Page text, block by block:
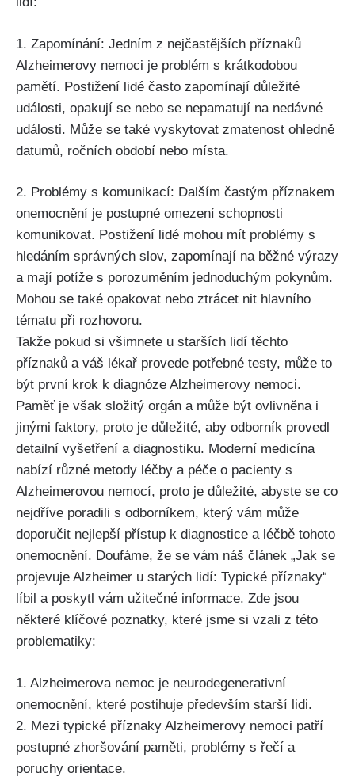
1. Zapomínání: Jedním z nejčastějších příznaků
Alzheimerovy nemoci je problém s krátkodobou
pamětí. Postižení lidé často zapomínají důležité
události, opakují se nebo se nepamatují na nedávné
události. Může se také vyskytovat zmatenost ohledně
datumů, ročních období nebo místa.
2. Problémy s komunikací: Dalším častým příznakem
onemocnění je postupné omezení schopnosti
komunikovat. Postižení lidé mohou mít problémy s
hledáním správných slov, zapomínají na běžné výrazy
a mají potíže s porozuměním jednoduchým pokynům.
Mohou se také opakovat nebo ztrácet nit hlavního
tématu při rozhovoru.
Takže pokud si všimnete u starších lidí těchto
příznaků a váš lékař provede potřebné testy, může to
být první krok k diagnóze Alzheimerovy nemoci.
Paměť je však složitý orgán a může být ovlivněna i
jinými faktory, proto je důležité, aby odborník provedl
detailní vyšetření a diagnostiku. Moderní medicína
nabízí různé metody léčby a péče o pacienty s
Alzheimerovou nemocí, proto je důležité, abyste se co
nejdříve poradili s odborníkem, který vám může
doporučit nejlepší přístup k diagnostice a léčbě tohoto
onemocnění. Doufáme, že se vám náš článek „Jak se
projevuje Alzheimer u starých lidí: Typické příznaky“
líbil a poskytl vám užitečné informace. Zde jsou
některé klíčové poznatky, které jsme si vzali z této
problematiky:
1. Alzheimerova nemoc je neurodegenerativní
onemocnění, které postihuje především starší lidi.
2. Mezi typické příznaky Alzheimerovy nemoci patří
postupné zhoršování paměti, problémy s řečí a
poruchy orientace.